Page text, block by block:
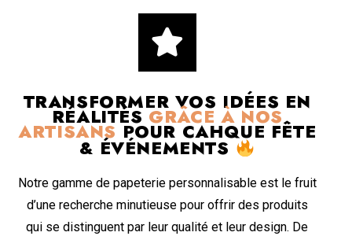
TRANSFORMER VOS IDÉES EN
RÉALITÉSGRÂCE À NOS
ARTISANSPOUR CAHQUE FÊTE
& ÉVÉNEMENTS
Notre gamme de papeterie personnalisable est le fruit
d’une recherche minutieuse pour offrir des produits
qui se distinguent par leur qualité et leur design. De